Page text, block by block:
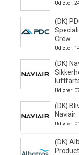
Udløber:
(DK)
Crew
Udløber:
(DK)
Udløber:
(DK)
Naviair
Udløber:
(DK)